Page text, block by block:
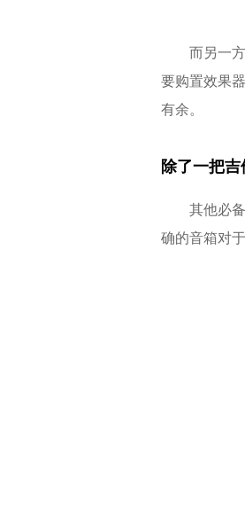
而另一方面
要购置效果
有余。
除了一把
其他必备
确的音箱对